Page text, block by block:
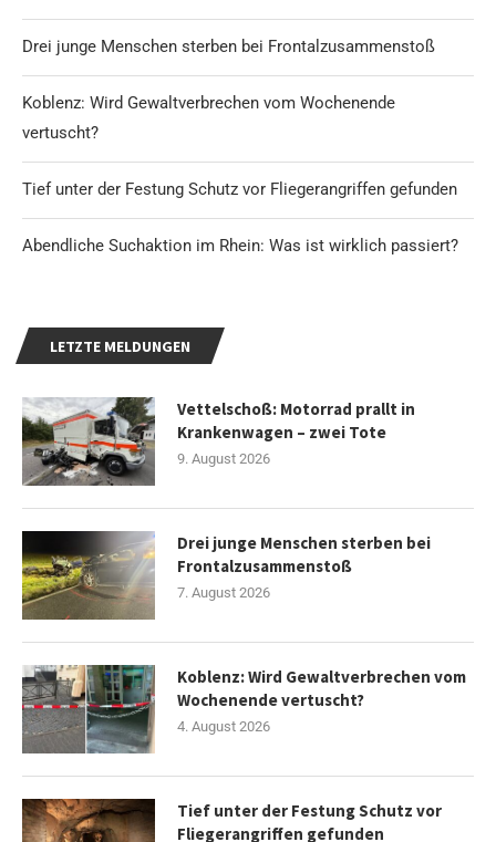
Drei junge Menschen sterben bei Frontalzusammenstoß
Koblenz: Wird Gewaltverbrechen vom Wochenende
vertuscht?
Tief unter der Festung Schutz vor Fliegerangriffen gefunden
Abendliche Suchaktion im Rhein: Was ist wirklich passiert?
LETZTE MELDUNGEN
Vettelschoß: Motorrad prallt in
Krankenwagen – zwei Tote
9. August 2026
Drei junge Menschen sterben bei
Frontalzusammenstoß
7. August 2026
Koblenz: Wird Gewaltverbrechen vom
Wochenende vertuscht?
4. August 2026
Tief unter der Festung Schutz vor
Fliegerangriffen gefunden